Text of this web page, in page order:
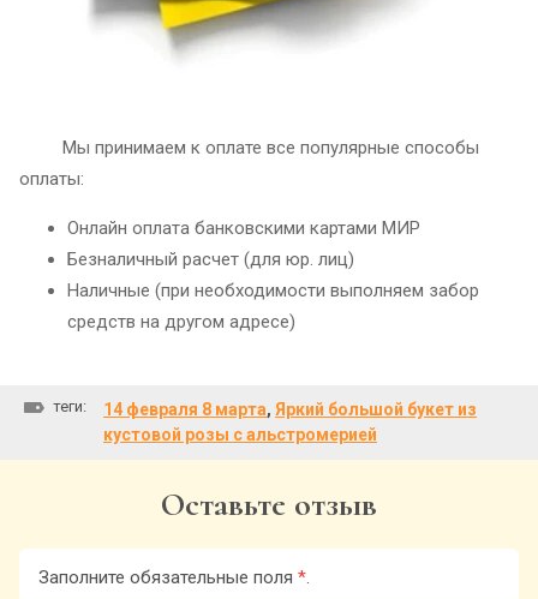
Мы принимаем к оплате все популярные способы
оплаты:
Онлайн оплата банковскими картами МИР
Безналичный расчет (для юр. лиц)
Наличные (при необходимости выполняем забор
средств на другом адресе)
теги: 14 февраля 8 марта, Яркий большой букет из
кустовой розы с альстромерией
Оставьте отзыв
Заполните обязательные поля *.